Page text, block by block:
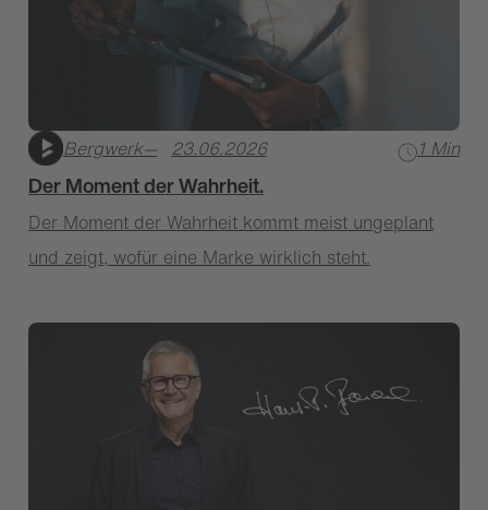
Bergwerk— 23.06.2026 1 Min
Der Moment der Wahrheit.
Der Moment der Wahrheit kommt meist ungeplant
und zeigt, wofür eine Marke wirklich steht.